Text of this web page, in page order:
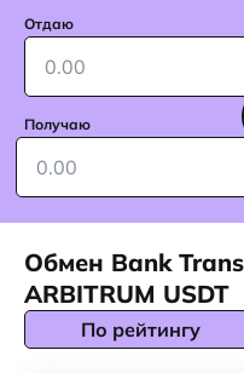
Отдаю
Получаю
Обмен Bank
ARBITRUM USDT
По рейтингу